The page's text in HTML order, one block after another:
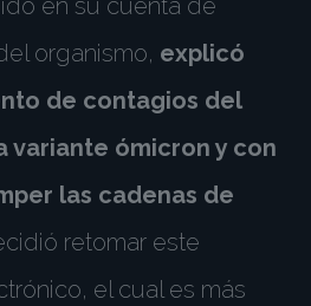
en su cuenta de
organismo, explicó
de contagios del
variante ómicron y con
las cadenas de
retomar este
el cual es más